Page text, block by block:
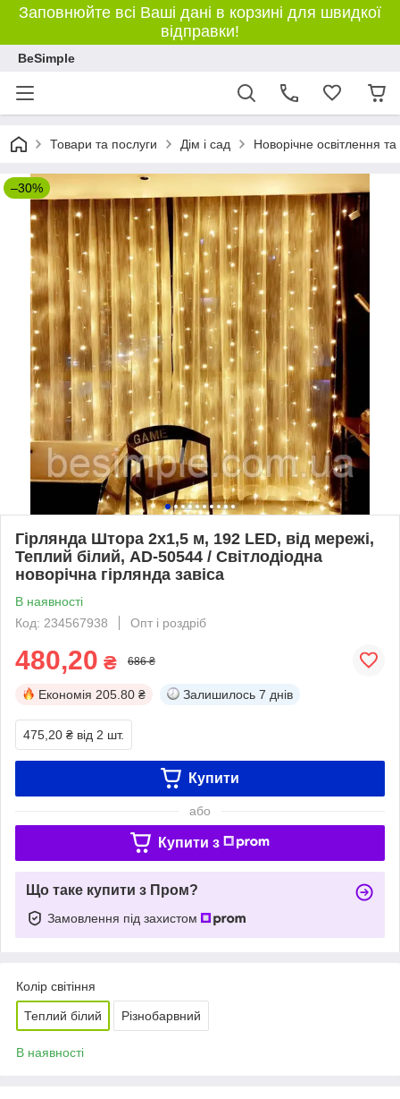
Заповнюйте всі Ваші дані в корзині для швидкої
відправки!
BeSimple
Товари та послуги Дім і сад Новорічне освітлення
–30%
Гірлянда Штора 2х1,5 м, 192 LED, від мережі,
Теплий білий, AD-50544 / Світлодіодна
новорічна гірлянда завіса
В наявності
Код: 234567938
Опт і роздріб
480,20 ₴ 686 ₴
Економія 205.80 ₴ Залишилось 7 днів
475,20 ₴ від 2 шт.
Купити
або
Купити з
Що таке купити з Пром?
Замовлення під захистом
Колір світіння
Теплий білий Різнобарвний
В наявності